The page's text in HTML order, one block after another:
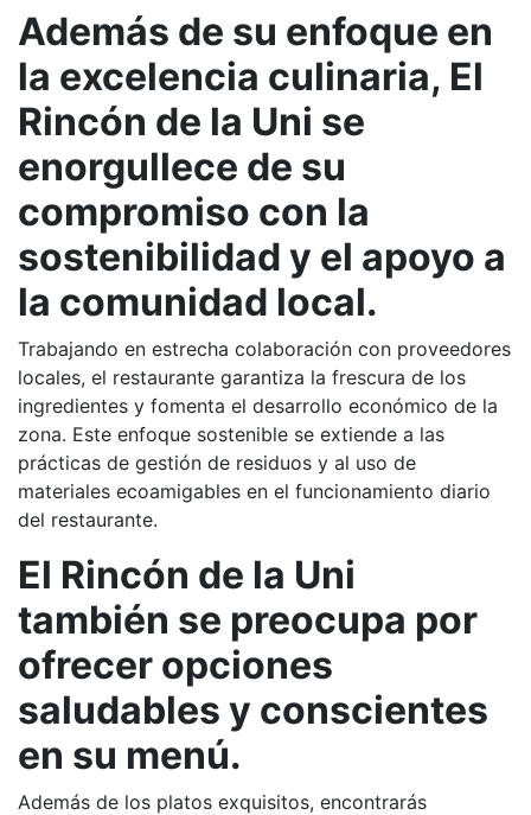
Además de su enfoque en
la excelencia culinaria, El
Rincón de la Uni se
enorgullece de su
compromiso con la
sostenibilidad y el apoyo a
la comunidad local.
Trabajando en estrecha colaboración con proveedores
locales, el restaurante garantiza la frescura de los
ingredientes y fomenta el desarrollo económico de la
zona. Este enfoque sostenible se extiende a las
prácticas de gestión de residuos y al uso de
materiales ecoamigables en el funcionamiento diario
del restaurante.
El Rincón de la Uni
también se preocupa por
ofrecer opciones
saludables y conscientes
en su menú.
Además de los platos exquisitos, encontrarás